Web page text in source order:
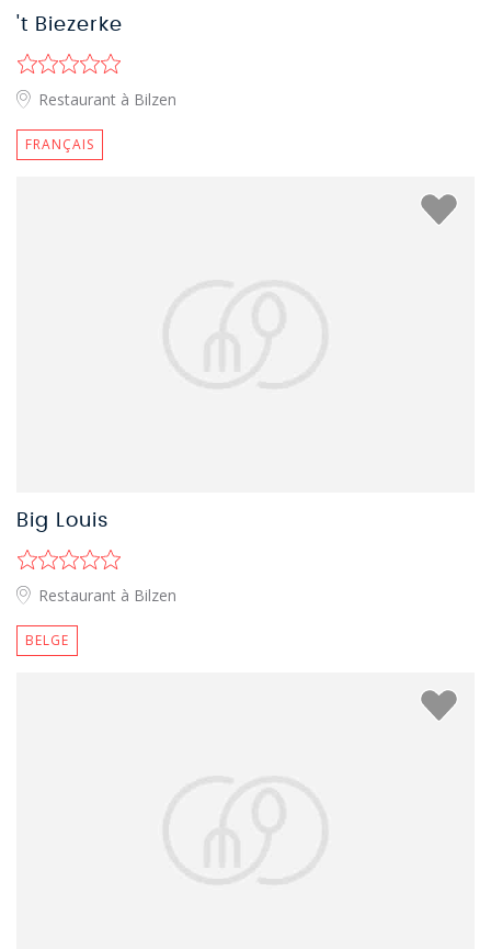
't Biezerke
Restaurant à Bilzen
FRANÇAIS
Big Louis
Restaurant à Bilzen
BELGE